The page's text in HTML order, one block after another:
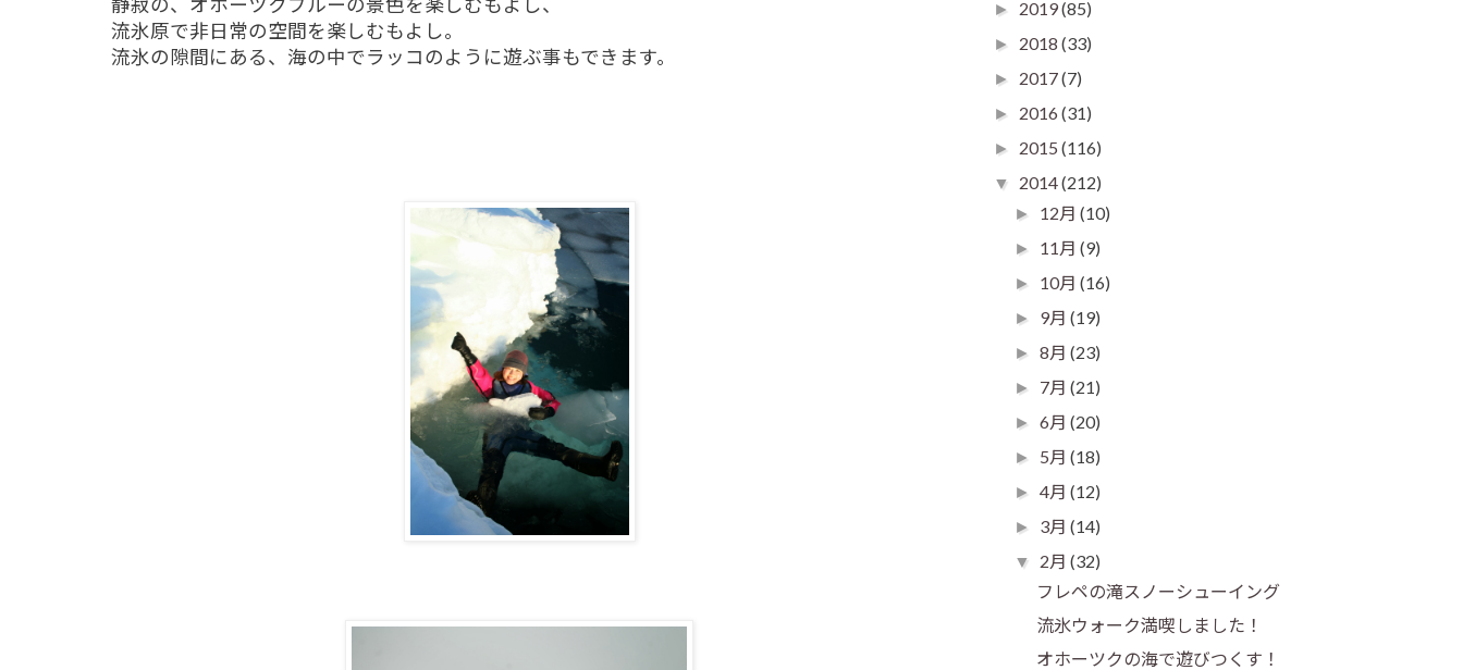
流氷原で非日常の空間を楽しむもよし。
流氷の隙間にある、海の中でラッコのように遊ぶ事もできます。
► 2019(85)
► 2018 (33)
► 2017(7)
► 2016 (31)
► 2015 (116)
▼ 2014(212)
► 12月(10)
► 11月(9)
► 10月(16)
► 9月(19)
►8月(23)
► 7月(21)
►6月(20)
► 5月(18)
►4月(12)
► 3月(14)
▼ 2月(32)
フレペの滝スノーシューイング
流氷ウォーク満喫しました！
オホーツクの海で遊びつくす！